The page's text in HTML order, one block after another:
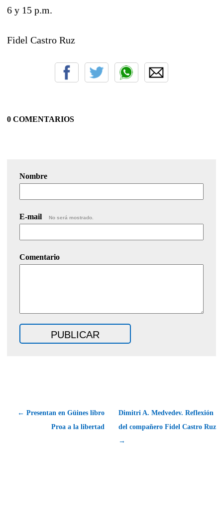
6 y 15 p.m.
Fidel Castro Ruz
0 COMENTARIOS
Nombre
E-mail No será mostrado.
Comentario
← Presentan en Güines libro
Proa a la libertad
Dimitri A. Medvedev. Reflexión
del compañero Fidel Castro Ruz
→